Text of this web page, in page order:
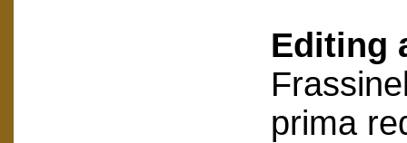
Editing
prima